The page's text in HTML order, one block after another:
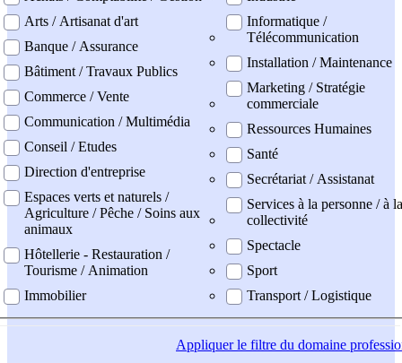
Arts / Artisanat d'art
Banque / Assurance
Bâtiment / Travaux Publics
Commerce / Vente
Communication / Multimédia
Conseil / Etudes
Direction d'entreprise
Espaces verts et naturels /
Agriculture / Pêche / Soins aux
animaux
Hôtellerie - Restauration /
Tourisme / Animation
Immobilier
Informatique /
Télécommunication
Installation / Maintenance
Marketing / Stratégie
commerciale
Ressources Humaines
Santé
Secrétariat / Assistanat
Services à la personne / à la
collectivité
Spectacle
Sport
Transport / Logistique
Appliquerle filtre du domaine